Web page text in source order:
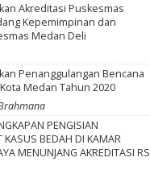
Akreditasi Puskesmas
Kepemimpinan dan
Medan Deli
Penanggulangan Bencana
Medan Tahun 2020
PENGISIAN
KASUS BEDAH DI KAMAR
MENUNJANG AKREDITASI RS